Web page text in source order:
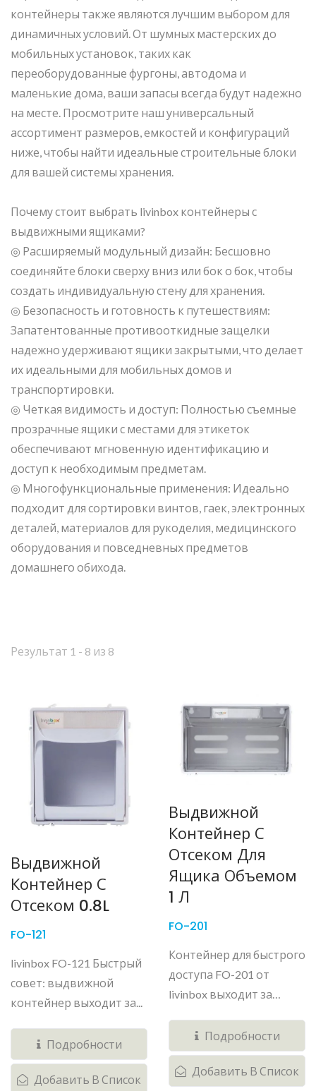
контейнеры также являются лучшим выбором для
динамичных условий. От шумных мастерских до
мобильных установок, таких как
переоборудованные фургоны, автодома и
маленькие дома, ваши запасы всегда будут надежно
на месте. Просмотрите наш универсальный
ассортимент размеров, емкостей и конфигураций
ниже, чтобы найти идеальные строительные блоки
для вашей системы хранения.
Почему стоит выбрать livinbox контейнеры с
выдвижными ящиками?
◎ Расширяемый модульный дизайн: Бесшовно
соединяйте блоки сверху вниз или бок о бок, чтобы
создать индивидуальную стену для хранения.
◎ Безопасность и готовность к путешествиям:
Запатентованные противооткидные защелки
надежно удерживают ящики закрытыми, что делает
их идеальными для мобильных домов и
транспортировки.
◎ Четкая видимость и доступ: Полностью съемные
прозрачные ящики с местами для этикеток
обеспечивают мгновенную идентификацию и
доступ к необходимым предметам.
◎ Многофункциональные применения: Идеально
подходит для сортировки винтов, гаек, электронных
деталей, материалов для рукоделия, медицинского
оборудования и повседневных предметов
домашнего обихода.
Результат 1 - 8 из 8
Выдвижной
Контейнер С
Отсеком 0.8L
FO-121
livinbox FO-121 Быстрый
совет: выдвижной
контейнер выходит за...
Подробности
Добавить В Список
Выдвижной
Контейнер С
Отсеком Для
Ящика Объемом
1 Л
FO-201
Контейнер для быстрого
доступа FO-201 от
livinbox выходит за
Подробности
Добавить В Список